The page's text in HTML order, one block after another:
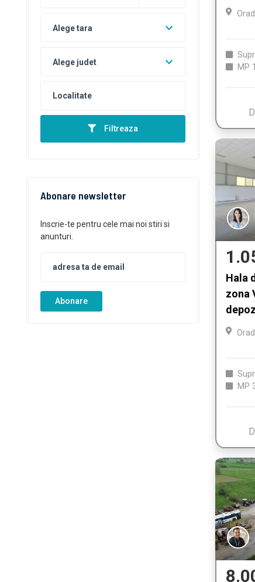
Alege tara
Alege judet
Filtreaza
Abonare newsletter
Inscrie-te pentru cele mai noi stiri si
anunturi.
Abonare
MP
Hala
zona
MP